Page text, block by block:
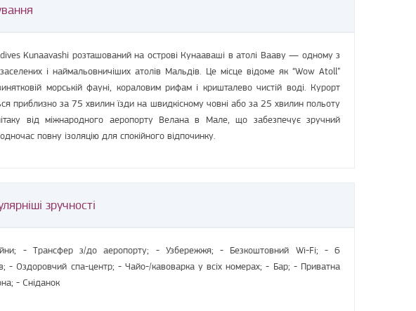
Kunaavashi розташований на острові Кунааваші в атолі Вааву — одному з
і наймальовничіших атолів Мальдів. Це місце відоме як “Wow Atoll”
морській фауні, кораловим рифам і кришталево чистій воді. Курорт
приблизно за 75 хвилин їзди на швидкісному човні або за 25 хвилин польоту
від міжнародного аеропорту Велана в Мале, що забезпечує зручний
повну ізоляцію для спокійного відпочинку.
зручності
- Трансфер з/до аеропорту; - Узбережжя; - Безкоштовний Wi-Fi; - 6
- Оздоровчий спа-центр; - Чайо-/кавоварка у всіх номерах; - Бар; - Приватна
- Сніданок